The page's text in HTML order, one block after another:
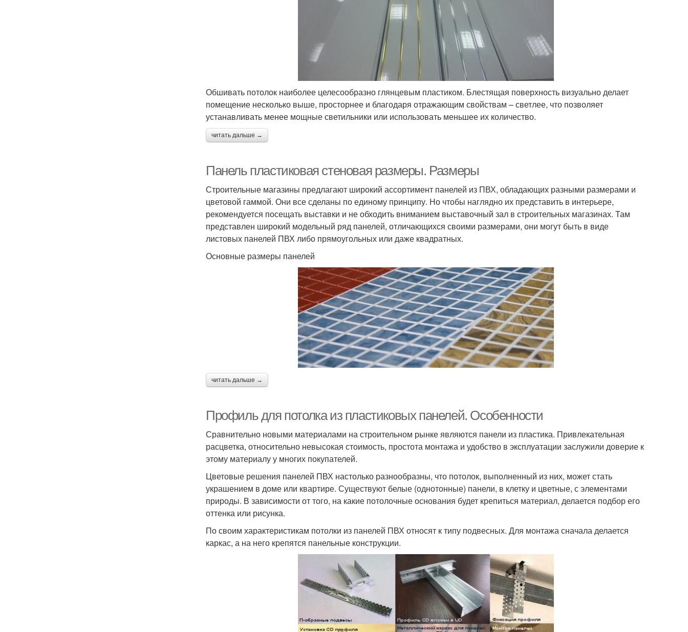
Обшивать потолок наиболее целесообразно глянцевым пластиком. Блестящая поверхность визуально делает
помещение несколько выше, просторнее и благодаря отражающим свойствам – светлее, что позволяет
устанавливать менее мощные светильники или использовать меньшее их количество.
читать дальше →
Панель пластиковая стеновая размеры. Размеры
Строительные магазины предлагают широкий ассортимент панелей из ПВХ, обладающих разными размерами и
цветовой гаммой. Они все сделаны по единому принципу. Но чтобы наглядно их представить в интерьере,
рекомендуется посещать выставки и не обходить вниманием выставочный зал в строительных магазинах. Там
представлен широкий модельный ряд панелей, отличающихся своими размерами, они могут быть в виде
листовых панелей ПВХ либо прямоугольных или даже квадратных.
Основные размеры панелей
читать дальше →
Профиль для потолка из пластиковых панелей. Особенности
Сравнительно новыми материалами на строительном рынке являются панели из пластика. Привлекательная
расцветка, относительно невысокая стоимость, простота монтажа и удобство в эксплуатации заслужили доверие к
этому материалу у многих покупателей.
Цветовые решения панелей ПВХ настолько разнообразны, что потолок, выполненный из них, может стать
украшением в доме или квартире. Существуют белые (однотонные) панели, в клетку и цветные, с элементами
природы. В зависимости от того, на какие потолочные основания будет крепиться материал, делается подбор его
оттенка или рисунка.
По своим характеристикам потолки из панелей ПВХ относят к типу подвесных. Для монтажа сначала делается
каркас, а на него крепятся панельные конструкции.